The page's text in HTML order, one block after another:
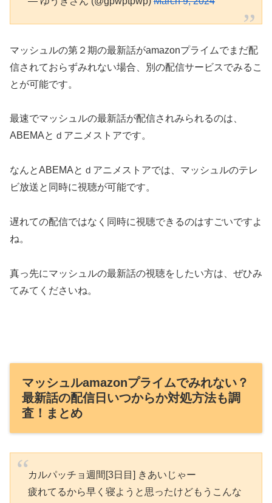
マッシュルの第２期の最新話がamazonプライムでまだ配
信されておらずみれない場合、別の配信サービスでみるこ
とが可能です。
最速でマッシュルの最新話が配信されみられるのは、
ABEMAとｄアニメストアです。
なんとABEMAとｄアニメストアでは、マッシュルのテレ
ビ放送と同時に視聴が可能です。
遅れての配信ではなく同時に視聴できるのはすごいですよ
ね。
真っ先にマッシュルの最新話の視聴をしたい方は、ぜひみ
てみてくださいね。
マッシュルamazonプライムでみれない？
最新話の配信日いつからか対処方法も調
査！まとめ
カルパッチョ週間[3日目] きあいじゃー
疲れてるから早く寝ようと思ったけどもうこんな